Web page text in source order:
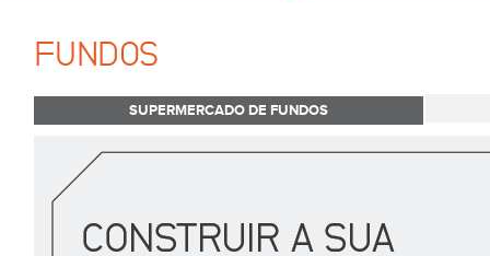
FUNDOS
SUPERMERCADO DE FUNDOS